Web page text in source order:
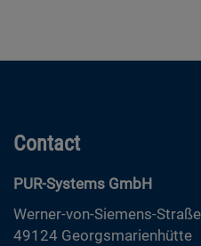
Con­tact
PUR-Sys­tems GmbH
Wer­ner-von-Sie­mens-
49124 Ge­orgs­ma­ri­en­hüt­te